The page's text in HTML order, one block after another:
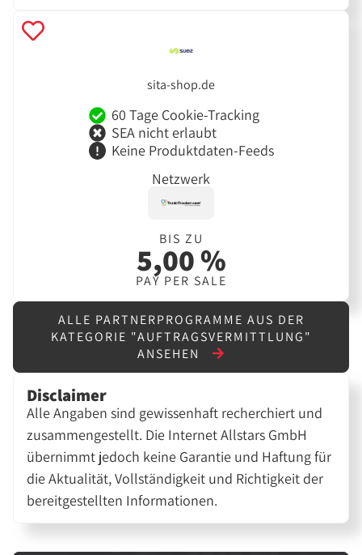
sita-shop.de
60 Tage Cookie-Tracking
SEA nicht erlaubt
Keine Produktdaten-Feeds
Netzwerk
BIS ZU
5,00 %
PAY PER SALE
ALLE PARTNERPROGRAMME AUS DER
KATEGORIE "AUFTRAGSVERMITTLUNG"
ANSEHEN
Disclaimer
Alle Angaben sind gewissenhaft recherchiert und
zusammengestellt. Die Internet Allstars GmbH
übernimmt jedoch keine Garantie und Haftung für
die Aktualität, Vollständigkeit und Richtigkeit der
bereitgestellten Informationen.